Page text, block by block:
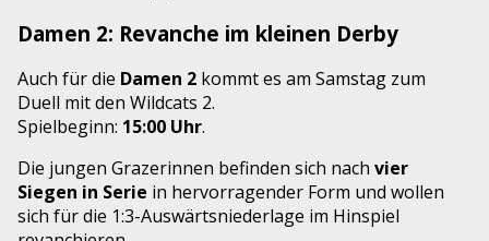
Damen 2: Revanche im kleinen Derby
Auch für die Damen 2 kommt es am Samstag zum
Duell mit den Wildcats 2.
Spielbeginn: 15:00 Uhr.
Die jungen Grazerinnen befinden sich nach vier
Siegen in Serie in hervorragender Form und wollen
sich für die 1:3-Auswärtsniederlage im Hinspiel